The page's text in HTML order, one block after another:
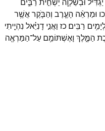
כו וּמַרְאֵ֨ה הָעֶ֧רֶב וְהַבֹּ֛קֶראֲשֶׁ֥ר
רַבִּֽים׃ כז וַאֲנִ֣י דָנִיֵּ֗אל נִהְיֵ֤יתִי
הַמֶּ֑לֶךְ וָאֶשְׁתּוֹמֵ֥ם עַל־הַמַּרְאֶ֖ה